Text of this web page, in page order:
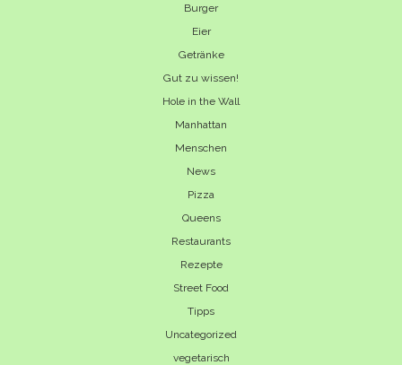
Burger
Eier
Getränke
Gut zu wissen!
Hole in the Wall
Manhattan
Menschen
News
Pizza
Queens
Restaurants
Rezepte
Street Food
Tipps
Uncategorized
vegetarisch